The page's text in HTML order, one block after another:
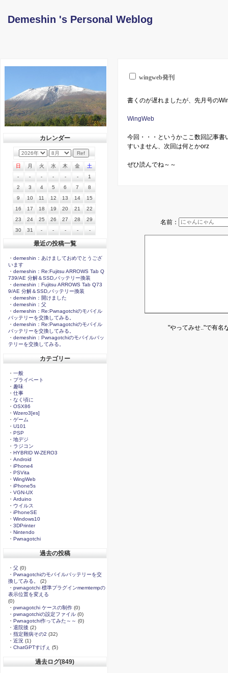
Demeshin 's Personal Weblog
wingweb発刊
書くのが遅れましたが、先月号の
WingWeb
今回・・・というかここ数回記事書
すいません、次回は何とかorz
ぜひ読んでね～～
名前：
"やってみせ.."で有名
カレンダー
日 月 火 水 木 金
土
-
- - - - -
1
2
3 4 5 6 7
8
9
10 11 12 13 14
15
16
17 18 19 20 21
22
23
24 25 26 27 28
29
30
31 - - - - -
最近の投稿一覧
・ demeshin：あけましておめでとうござ
います
・ demeshin：Re:Fujitsu ARROWS Tab Q
739/AE 分解＆SSD,バッテリー換装
・ demeshin：Fujitsu ARROWS Tab Q73
9/AE 分解＆SSD,バッテリー換装
・ demeshin：開けました
・ demeshin：父
・ demeshin：Re:Pwnagotchiのモバイル
バッテリーを交換してみる。
・ demeshin：Re:Pwnagotchiのモバイル
バッテリーを交換してみる。
・ demeshin：Pwnagotchiのモバイルバッ
テリーを交換してみる。
カテゴリー
・ 一般
・ プライベート
・ 趣味
・ 仕事
・ なく頃に
・ OSX86
・ Wzero3[es]
・ ゲーム
・ U101
・ PSP
・ 地デジ
・ ラジコン
・ HYBRID W-ZERO3
・ Android
・ iPhone4
・ PSVita
・ WingWeb
・ iPhone5s
・ VGN-UX
・ Arduino
・ ウイルス
・ iPhoneSE
・ Windows10
・ 3DPrinter
・ Nintendo
・ Pwnagotchi
過去の投稿
・ 父 (0)
・ Pwnagotchiのモバイルバッテリーを交
換してみる。
(2)
・ pwnagotchi 標準プラグインmemtempの
表示位置を変える
(0)
・ pwnagotchi ケースの制作 (0)
・ pwnagotchiの設定ファイル (0)
・ Pwnagotchi作ってみた～～ (0)
・ 退院後 (2)
・ 指定難病その2 (32)
・ 近況 (1)
・ ChatGPTすげぇ (5)
過去ログ(849)